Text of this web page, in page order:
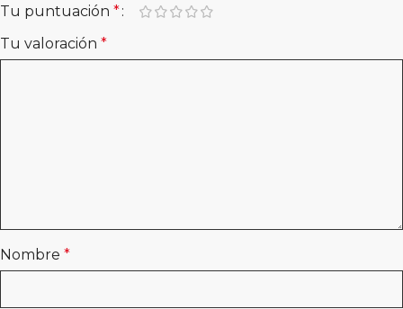
Tu puntuación *
Tu valoración *
Nombre *